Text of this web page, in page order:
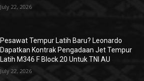
July 22, 2026
Pesawat Tempur Latih Baru? Leonardo
Dapatkan Kontrak Pengadaan Jet Tempur
Latih M346 F Block 20 Untuk TNI AU
July 22, 2026